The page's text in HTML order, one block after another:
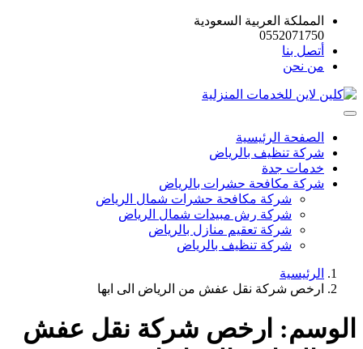
المملكة العربية السعودية
0552071750
أتصل بنا
من نحن
الصفحة الرئيسية
شركة تنظيف بالرياض
خدمات جدة
شركة مكافحة حشرات بالرياض
شركة مكافحة حشرات شمال الرياض
شركة رش مبيدات شمال الرياض
شركة تعقيم منازل بالرياض
شركة تنظيف بالرياض
الرئيسية
ارخص شركة نقل عفش من الرياض الى ابها
الوسم: ارخص شركة نقل عفش